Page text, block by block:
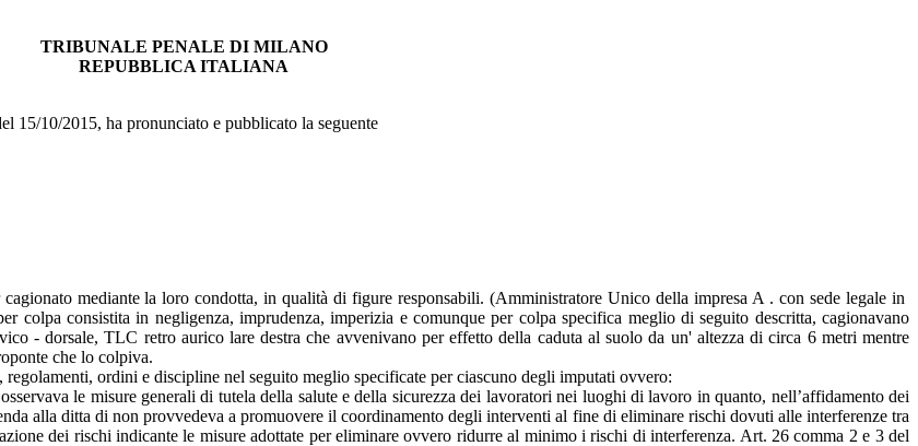
TRIBUNALE PENALE DI MILANO
REPUBBLICA ITALIANA
15/10/2015, ha pronunciato e pubblicato la seguente
mediante la loro condotta, in qualità di figure responsabili. (Amministratore Unico della impresa A . con sede legale in
colpa consistita in negligenza, imprudenza, imperizia e comunque per colpa specifica meglio di seguito descritta, cagionavano
- dorsale, TLC retro aurico lare destra che avvenivano per effetto della caduta al suolo da un' altezza di circa 6 metri mentre
che lo colpiva.
ordini e discipline nel seguito meglio specificate per ciascuno degli imputati ovvero:
le misure generali di tutela della salute e della sicurezza dei lavoratori nei luoghi di lavoro in quanto, nell’affidamento dei
alla ditta di non provvedeva a promuovere il coordinamento degli interventi al fine di eliminare rischi dovuti alle interferenze tra
dei rischi indicante le misure adottate per eliminare ovvero ridurre al minimo i rischi di interferenza. Art. 26 comma 2 e 3 del